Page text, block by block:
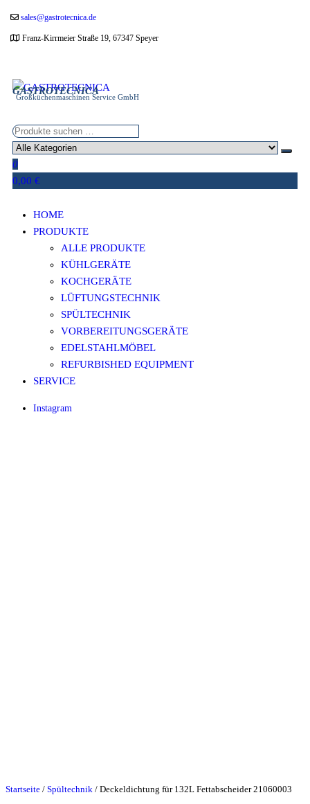
Zumsales@gastrotecnica.de
Franz-Kirrmeier Straße 19, 67347 Speyer
GASTROTECNICA
Großküchenmaschinen Service GmbH
0
0,00 €
HOME
PRODUKTE
ALLE PRODUKTE
KÜHLGERÄTE
KOCHGERÄTE
LÜFTUNGSTECHNIK
SPÜLTECHNIK
VORBEREITUNGSGERÄTE
EDELSTAHLMÖBEL
REFURBISHED EQUIPMENT
SERVICE
Instagram
Startseite / Spültechnik / Deckeldichtung für 132L Fettabscheider 21060003